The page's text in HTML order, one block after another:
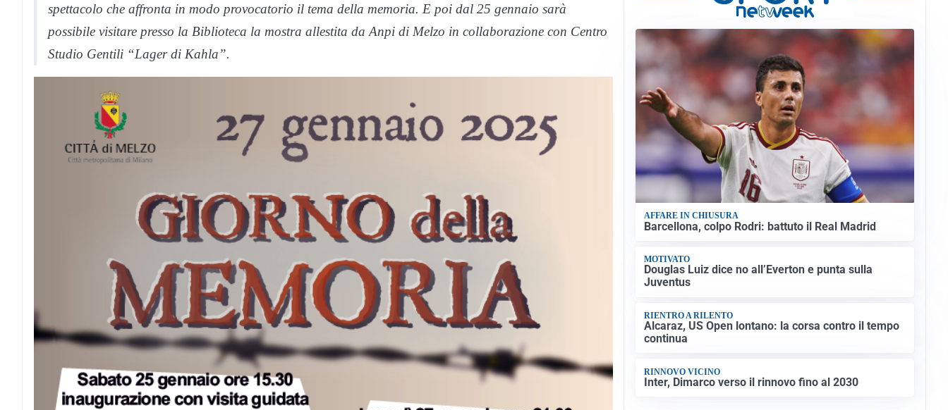
spettacolo che affronta in modo provocatorio il tema della memoria. E poi dal 25 gennaio sarà
possibile visitare presso la Biblioteca la mostra allestita da Anpi di Melzo in collaborazione con Centro
Studio Gentili “Lager di Kahla”.
AFFARE IN CHIUSURA
Barcellona, colpo Rodri: battuto il Real Madrid
MOTIVATO
Douglas Luiz dice no all’Everton e punta sulla
Juventus
RIENTRO A RILENTO
Alcaraz, US Open lontano: la corsa contro il tempo
continua
RINNOVO VICINO
Inter, Dimarco verso il rinnovo fino al 2030